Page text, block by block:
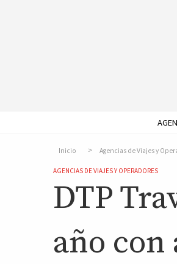
Inicio Agencias de Viajes y
AGENCIAS DE VIAJES Y OPERADORES
DTP
año con